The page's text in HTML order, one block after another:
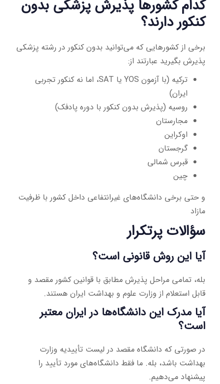
کدام کشورها پذیرش پزشکی بدون
کنکور دارند؟
برخی از کشورهایی که می‌توانید بدون کنکور در رشته پزشکی
پذیرش بگیرید عبارتند از:
ترکیه (با آزمون YOS یا SAT، اما نه کنکور تجربی
ایران)
روسیه (پذیرش بدون کنکور با دوره پادفک)
مجارستان
اوکراین
گرجستان
قبرس شمالی
چین
و حتی برخی دانشگاه‌های غیرانتفاعی داخل کشور با ظرفیت
مازاد
سؤالات پرتکرار
آیا این روش قانونی است؟
بله، تمامی مراحل پذیرش مطابق با قوانین کشور مقصد و
قابل استعلام از وزارت علوم و بهداشت ایران هستند.
آیا مدرک این دانشگاه‌ها در ایران معتبر
است؟
در صورتی که دانشگاه مقصد در لیست تأییدیه وزارت
بهداشت باشد، بله. ما فقط دانشگاه‌های مورد تأیید را
پیشنهاد می‌دهیم.